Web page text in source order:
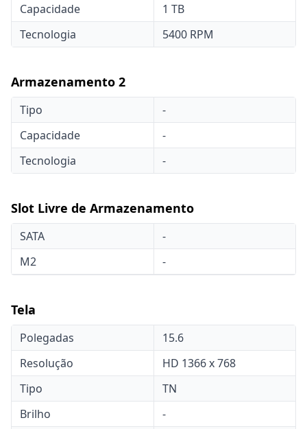
Capacidade
1 TB
Tecnologia
5400 RPM
Armazenamento 2
Tipo
-
Capacidade
-
Tecnologia
-
Slot Livre de Armazenamento
SATA
-
M2
-
Tela
Polegadas
15.6
Resolução
HD 1366 x 768
Tipo
TN
Brilho
-